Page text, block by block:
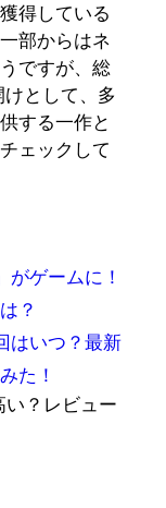
得している
部からはネ
ですが、総
として、多
する一作と
ェックして
がゲームに！
？
はいつ？最新
た！
い？レビュー